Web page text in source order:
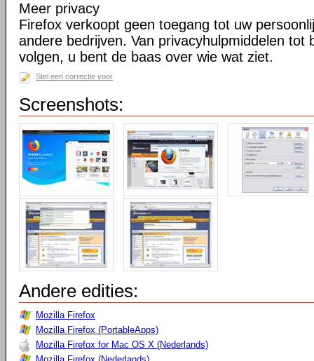
Meer privacy
Firefox verkoopt geen toegang tot uw
andere bedrijven. Van privacyhulpmiddelen tot
volgen, u bent de baas over wie wat ziet.
Stel een correctie voor
Screenshots:
Andere edities:
Mozilla Firefox
Mozilla Firefox (PortableApps)
Mozilla Firefox for Mac OS X (Nederlands)